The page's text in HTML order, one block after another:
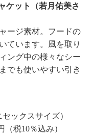
ケット（若月佑美さ
ージ素材。フードの
ています。風を取り
ング中の様々なシー
でも使いやすい引き
ックスサイズ）
（税10％込み）